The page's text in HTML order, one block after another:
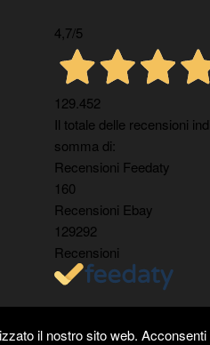
4,7/5
129.452
Il totale delle recensioni
somma di:
Recensioni Feedaty
160
Recensioni Ebay
129292
Recensioni
il nostro sito web.